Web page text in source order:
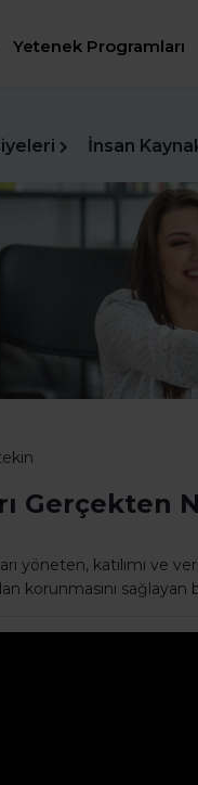
Yetenek Programları
İnsan
Gerçekten
yöneten, katılımı ve
korunmasını sağlayan